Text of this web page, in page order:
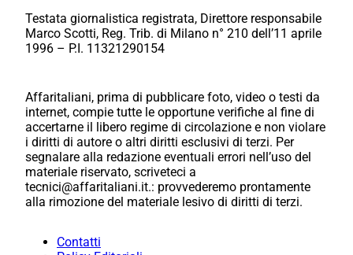
Testata giornalistica registrata, Direttore responsabile
Marco Scotti, Reg. Trib. di Milano n° 210 dell’11 aprile
1996 – P.I. 11321290154
Affaritaliani, prima di pubblicare foto, video o testi da
internet, compie tutte le opportune verifiche al fine di
accertarne il libero regime di circolazione e non violare
i diritti di autore o altri diritti esclusivi di terzi. Per
segnalare alla redazione eventuali errori nell’uso del
materiale riservato, scriveteci a
tecnici@affaritaliani.it.: provvederemo prontamente
alla rimozione del materiale lesivo di diritti di terzi.
Contatti